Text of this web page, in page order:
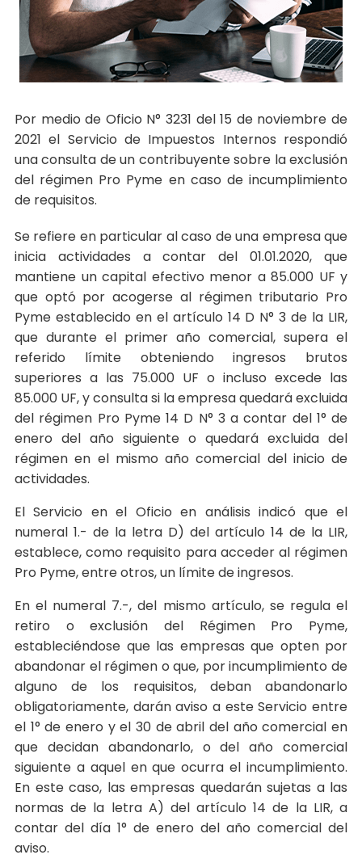
Por medio de Oficio N° 3231 del 15 de noviembre de
2021 el Servicio de Impuestos Internos respondió
una consulta de un contribuyente sobre la exclusión
del régimen Pro Pyme en caso de incumplimiento
de requisitos.
Se refiere en particular al caso de una empresa que
inicia actividades a contar del 01.01.2020, que
mantiene un capital efectivo menor a 85.000 UF y
que optó por acogerse al régimen tributario Pro
Pyme establecido en el artículo 14 D N° 3 de la LIR,
que durante el primer año comercial, supera el
referido límite obteniendo ingresos brutos
superiores a las 75.000 UF o incluso excede las
85.000 UF, y consulta si la empresa quedará excluida
del régimen Pro Pyme 14 D N° 3 a contar del 1° de
enero del año siguiente o quedará excluida del
régimen en el mismo año comercial del inicio de
actividades.
El Servicio en el Oficio en análisis indicó que el
numeral 1.- de la letra D) del artículo 14 de la LIR,
establece, como requisito para acceder al régimen
Pro Pyme, entre otros, un límite de ingresos.
En el numeral 7.-, del mismo artículo, se regula el
retiro o exclusión del Régimen Pro Pyme,
estableciéndose que las empresas que opten por
abandonar el régimen o que, por incumplimiento de
alguno de los requisitos, deban abandonarlo
obligatoriamente, darán aviso a este Servicio entre
el 1° de enero y el 30 de abril del año comercial en
que decidan abandonarlo, o del año comercial
siguiente a aquel en que ocurra el incumplimiento.
En este caso, las empresas quedarán sujetas a las
normas de la letra A) del artículo 14 de la LIR, a
contar del día 1° de enero del año comercial del
aviso.